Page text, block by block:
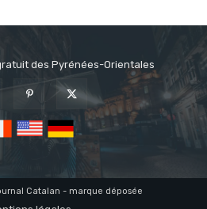
des Pyrénées-Orientales
Catalan - marque déposée